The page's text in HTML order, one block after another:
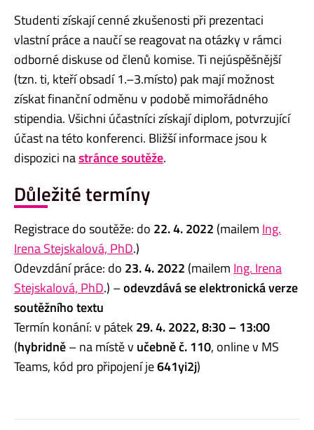
Studenti získají cenné zkušenosti při prezentaci
vlastní práce a naučí se reagovat na otázky v rámci
odborné diskuse od členů komise. Ti nejúspěšnější
(tzn. ti, kteří obsadí 1.–3.místo) pak mají možnost
získat finanční odměnu v podobě mimořádného
stipendia. Všichni účastníci získají diplom, potvrzující
účast na této konferenci. Bližší informace jsou k
dispozici nastránce soutěže.
Důležité termíny
Registrace do soutěže: do 22. 4. 2022 (mailem Ing.
Irena Stejskalová, PhD.)
Odevzdání práce: do 23. 4. 2022 (mailem Ing. Irena
Stejskalová, PhD.) –odevzdává se elektronická verze
soutěžního textu
Termín konání: v pátek 29. 4. 2022, 8:30 – 13:00
(hybridně– na místě v učebně č. 110, online v MS
Teams, kód pro připojení je641yi2j)